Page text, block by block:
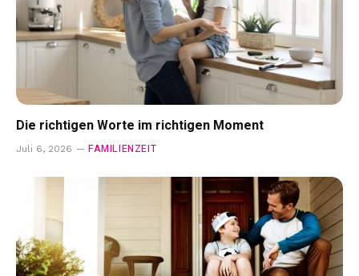
Die richtigen Worte im richtigen Moment
Juli 6, 2026 FAMILIENZEIT